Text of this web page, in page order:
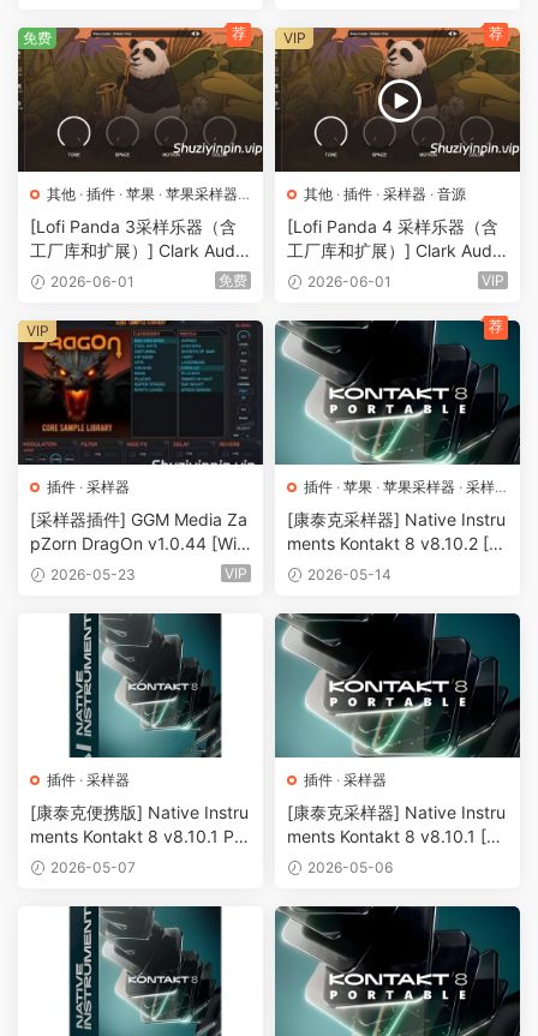
其他 · 插件 · 苹果 · 苹果采样器·
采样器
音源
[Lofi Panda 3采样乐器（含
工厂库和扩展）] Clark Audio
Lofi Panda 3 v3.4 [WiN, Ma
2026-06-01 免费
免费 荐
其他 · 插件 · 采样器 · 音源
[Lofi Panda 4 采样乐器（含
工厂库和扩展）] Clark Audio
Lofi Panda 4 (Incl. Factory
acOSX]（2.80GB+）
2026-06-01 VIP
VIP 荐
插件 · 采样器
[采样器插件] GGM Media Za
pZorn DragOn v1.0.44 [Wi
N]（3.66GB+3.66GB）
2026-05-23 VIP
VIP
插件 · 苹果 · 苹果采样器 · 采样
器
[康泰克采样器] Native Instru
ments Kontakt 8 v8.10.2 [Wi
N, MacOSX]（1.2GB+）
2026-05-14
荐
插件 · 采样器
[康泰克便携版] Native Instru
ments Kontakt 8 v8.10.1 PO
RTABLE-vkDanilov [WiN]
2026-05-07
插件 · 采样器
[康泰克采样器] Native Instru
ments Kontakt 8 v8.10.1 [Wi
N, MacOSX]（1.2GB+）
2026-05-06